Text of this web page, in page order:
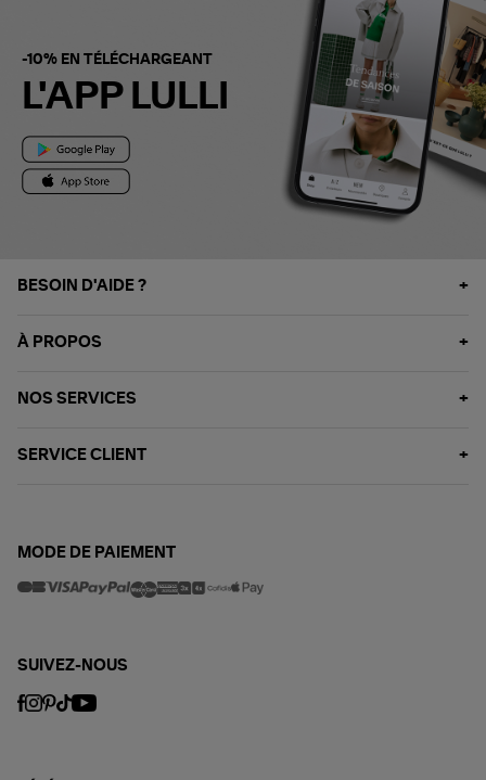
-10% EN TÉLÉCHARGEANT
L'APP LULLI
BESOIN D'AIDE ?
À PROPOS
NOS SERVICES
SERVICE CLIENT
MODE DE PAIEMENT
SUIVEZ-NOUS